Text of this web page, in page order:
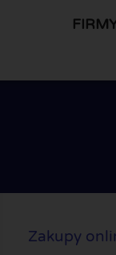
Zakupy